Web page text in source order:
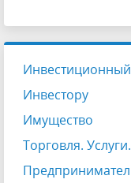
Инвестору
Имущество
Торговля.